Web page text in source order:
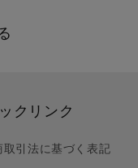
クリンク
取引法に基づく表記